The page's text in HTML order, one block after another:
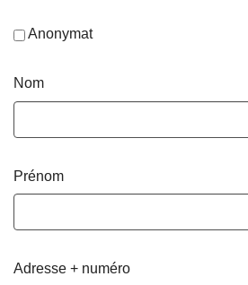
Anonymat
Nom
Prénom
Adresse + numéro